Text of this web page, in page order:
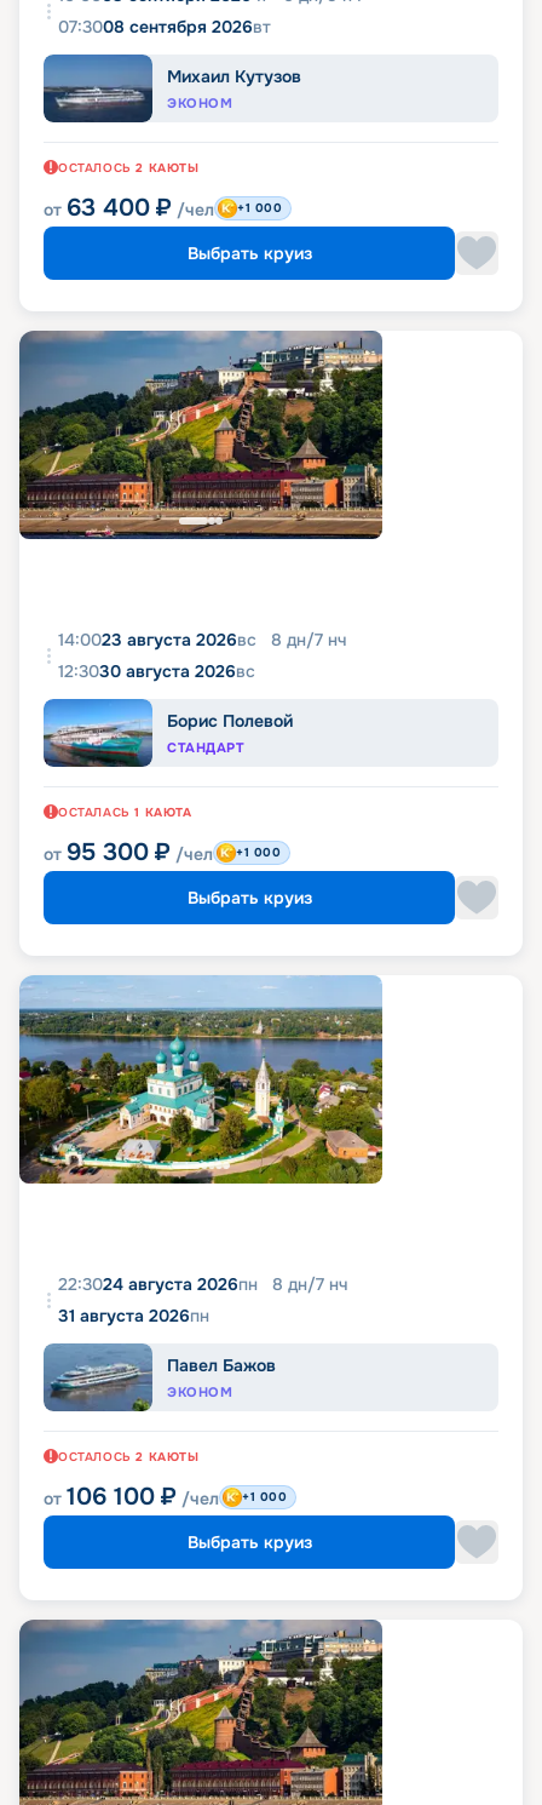
07:3008 сентября 2026вт
Михаил Кутузов
ЭКОНОМ
ОСТАЛОСЬ 2 КАЮТЫ
от 63 400 ₽ /чел +1 000
Выбрать круиз
14:0023 августа 2026вс 8 дн/7 нч
12:3030 августа 2026вс
Борис Полевой
СТАНДАРТ
ОСТАЛАСЬ 1 КАЮТА
от 95 300 ₽ /чел +1 000
Выбрать круиз
22:3024 августа 2026пн 8 дн/7 нч
31 августа 2026пн
Павел Бажов
ЭКОНОМ
ОСТАЛОСЬ 2 КАЮТЫ
от 106 100 ₽ /чел +1 000
Выбрать круиз